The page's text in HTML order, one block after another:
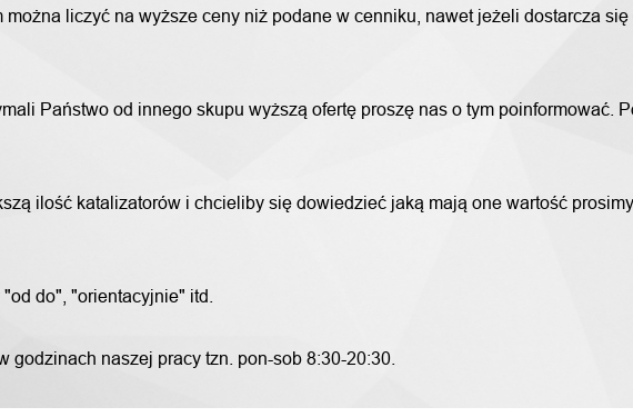
można liczyć na wyższe ceny niż podane w cenniku, nawet jeżeli dostarcza
Państwo od innego skupu wyższą ofertę proszę nas o tym poinformować.
ilość katalizatorów i chcieliby się dowiedzieć jaką mają one wartość
do", "orientacyjnie" itd.
godzinach naszej pracy tzn. pon-sob 8:30-20:30.